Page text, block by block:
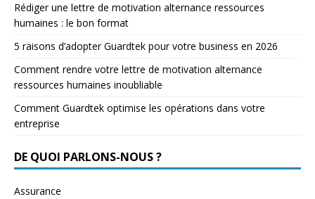
Rédiger une lettre de motivation alternance ressources
humaines : le bon format
5 raisons d’adopter Guardtek pour votre business en 2026
Comment rendre votre lettre de motivation alternance
ressources humaines inoubliable
Comment Guardtek optimise les opérations dans votre
entreprise
DE QUOI PARLONS-NOUS ?
Assurance